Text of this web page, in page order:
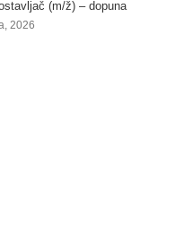
(m/ž) – dopuna
2026